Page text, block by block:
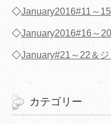
◇January2016#11～15
◇January2016#16～20
◇January#21～22＆
カテゴリー